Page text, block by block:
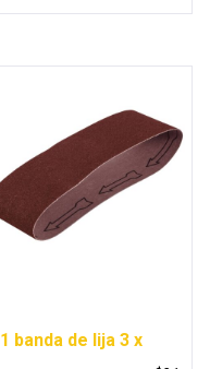
1 banda de lija 3 x